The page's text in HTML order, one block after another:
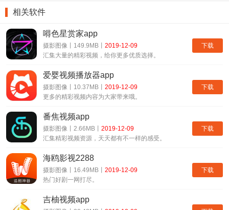
应的推荐；
作自己专属的视频作品。
鲤刷刷短视频app亮点：
1、软件整体设计感是比较时尚的，这里还有很多其他的特色功能，
给与用户们更好体验；
以收获更多的赞和关注；
3、收集到的赞和评论还可以来进行现金的兑换，还是非常不错的
鲤刷刷短视频app测评：
这是一款好玩有意思又可以赚钱的视频播放软件，各种精彩的视频内
相关软件
下载
嘚色星赏家app
摄影图像丨149.9MB丨 2019-12-09
汇集大量的精彩视频，给你更多优质选择。
下载
爱婴视频播放器app
摄影图像丨10.37MB丨 2019-12-09
更多的精彩视频内容为大家带来哦。
下载
番焦视频app
摄影图像丨2.66MB丨 2019-12-09
汇集精彩视频资源，天天都有不一样的感受。
下载
海鸥影视2288
摄影图像丨16.49MB丨 2019-12-09
热门好剧一网打尽。
吉柚视频app